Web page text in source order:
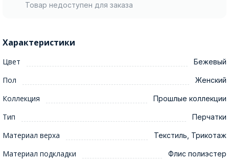
Товар недоступен для заказа
Характеристики
Цвет Бежевый
Пол Женский
Коллекция Прошлые коллекции
Тип Перчатки
Материал верха Текстиль, Трикотаж
Материал подкладки Флис полиэстер